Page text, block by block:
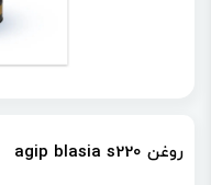
روغن agip blasia s220